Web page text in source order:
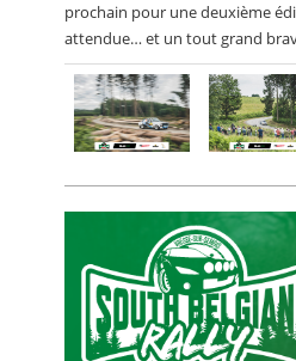
prochain pour une deuxième
attendue… et un tout grand